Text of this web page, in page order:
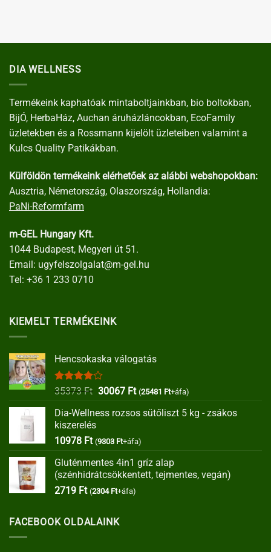
DIA WELLNESS
Termékeink kaphatóak mintaboltjainkban, bio boltokban,
BijÓ, HerbaHáz, Auchan áruházláncokban, EcoFamily
üzletekben és a Rossmann kijelölt üzleteiben valamint a
Kulcs Quality Patikákban.
Külföldön termékeink elérhetőek az alábbi webshopokban:
Ausztria, Németország, Olaszország, Hollandia:
PaNi-Reformfarm
m-GEL Hungary Kft.
1044 Budapest, Megyeri út 51.
Email: ugyfelszolgalat@m-gel.hu
Tel: +36 1 233 0710
KIEMELT TERMÉKEINK
Hencsokaska válogatás
Értékelés:
35373Ft Original
was:
30067 FtCurrent
is:
(25481 Ft+áfa)
Dia-Wellness rozsos sütőliszt 5 kg - zsákos
kiszerelés
10978 Ft (9303 Ft+áfa)
Gluténmentes 4in1 gríz alap
(szénhidrátcsökkentett, tejmentes, vegán)
2719 Ft (2304 Ft+áfa)
FACEBOOK OLDALAINK